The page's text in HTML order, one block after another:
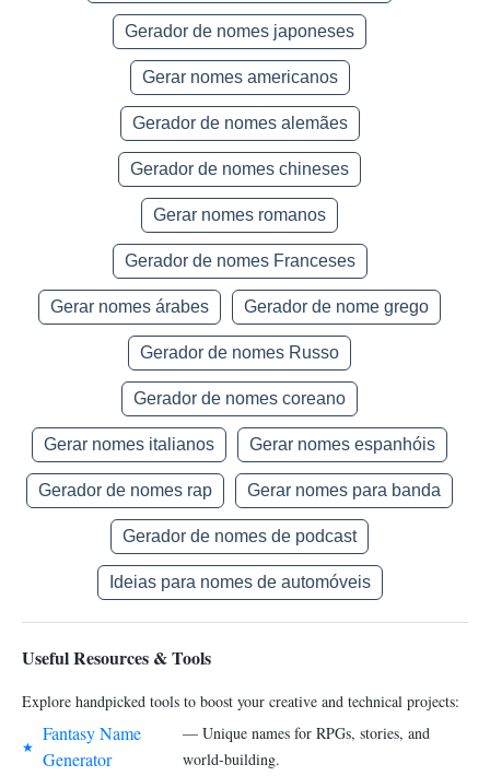
Gerador de nomes japoneses
Gerar nomes americanos
Gerador de nomes alemães
Gerador de nomes chineses
Gerar nomes romanos
Gerador de nomes Franceses
Gerar nomes árabes Gerador de nome grego
Gerador de nomes Russo
Gerador de nomes coreano
Gerar nomes italianos Gerar nomes espanhóis
Gerador de nomes rap Gerar nomes para banda
Gerador de nomes de podcast
Ideias para nomes de automóveis
Useful Resources & Tools
Explore handpicked tools to boost your creative and technical projects:
★
Fantasy Name
Generator
— Unique names for RPGs, stories, and
world-building.